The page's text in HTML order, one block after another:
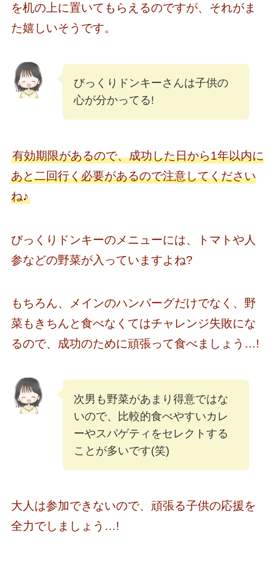
を机の上に置いてもらえるのですが、それがま
た嬉しいそうです。
びっくりドンキーさんは子供の
心が分かってる!
有効期限があるので、成功した日から1年以内に
あと二回行く必要があるので注意してください
ね♪
びっくりドンキーのメニューには、トマトや人
参などの野菜が入っていますよね?
もちろん、メインのハンバーグだけでなく、野
菜もきちんと食べなくてはチャレンジ失敗にな
るので、成功のために頑張って食べましょう…!
次男も野菜があまり得意ではな
いので、比較的食べやすいカレ
ーやスパゲティをセレクトする
ことが多いです(笑)
大人は参加できないので、頑張る子供の応援を
全力でしましょう…!